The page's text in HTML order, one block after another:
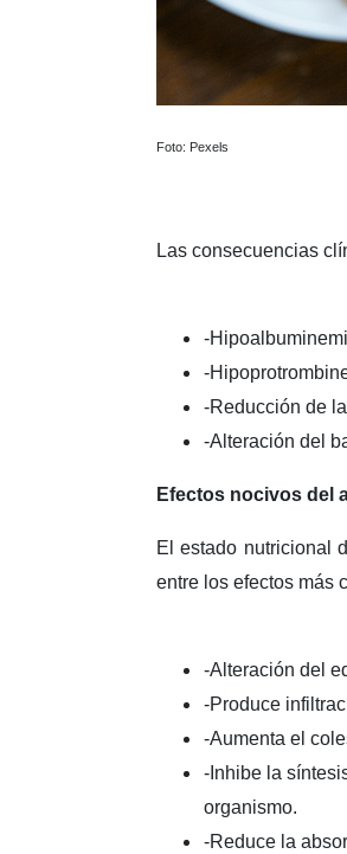
Foto: Pexels
Las consecuencias
-
-
-Reducción de
-Alteración del
Efectos nocivos del
El estado nutricional
entre los efectos más
-Alteración del
-Produce
-Aumenta el
-Inhibe la
organismo.
-Reduce la